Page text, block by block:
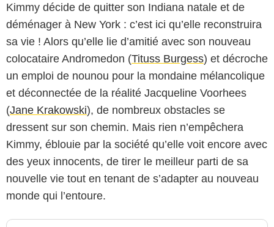
Kimmy décide de quitter son Indiana natale et de
déménager à New York : c’est ici qu’elle reconstruira
sa vie ! Alors qu’elle lie d’amitié avec son nouveau
colocataire Andromedon (Tituss Burgess) et décroche
un emploi de nounou pour la mondaine mélancolique
et déconnectée de la réalité Jacqueline Voorhees
(Jane Krakowski), de nombreux obstacles se
dressent sur son chemin. Mais rien n’empêchera
Kimmy, éblouie par la société qu’elle voit encore avec
des yeux innocents, de tirer le meilleur parti de sa
nouvelle vie tout en tenant de s’adapter au nouveau
monde qui l’entoure.